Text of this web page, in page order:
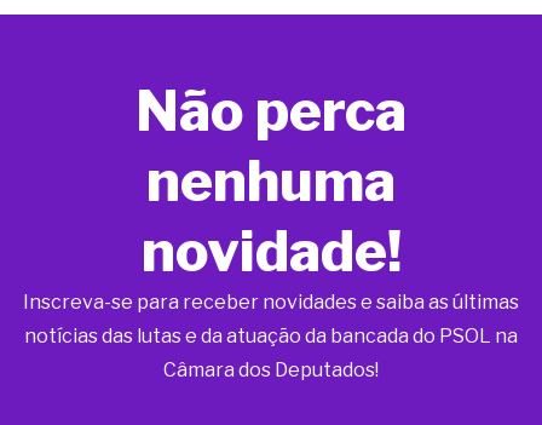
Não perca
nenhuma
novidade!
Inscreva-se para receber novidades e saiba as últimas
notícias das lutas e da atuação da bancada do PSOL na
Câmara dos Deputados!